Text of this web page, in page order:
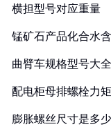
横担型号对应重量
锰矿石产品化合水
曲臂车规格型号大全
配电柜母排螺栓力
膨胀螺丝尺寸是多少